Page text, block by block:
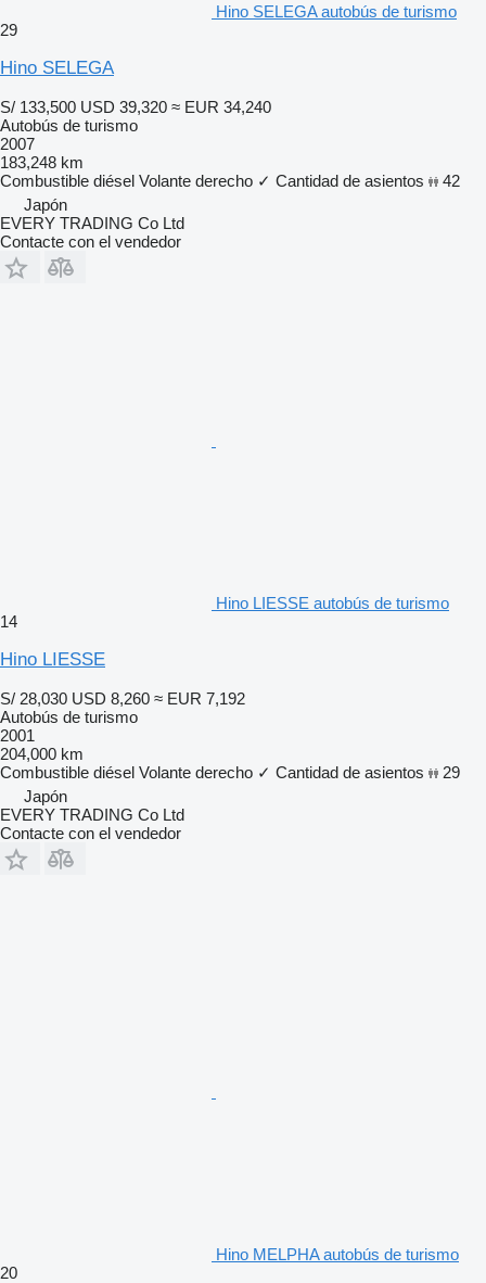
Hino SELEGA autobús de turismo
29
Hino SELEGA
S/ 133,500 USD 39,320 ≈ EUR 34,240
Autobús de turismo
2007
183,248 km
Combustible diésel Volante derecho ✓ Cantidad de asientos
42
Japón
EVERY TRADING Co Ltd
Contacte con el vendedor
Hino LIESSE autobús de turismo
14
Hino LIESSE
S/ 28,030 USD 8,260 ≈ EUR 7,192
Autobús de turismo
2001
204,000 km
Combustible diésel Volante derecho ✓ Cantidad de asientos
29
Japón
EVERY TRADING Co Ltd
Contacte con el vendedor
Hino MELPHA autobús de turismo
20